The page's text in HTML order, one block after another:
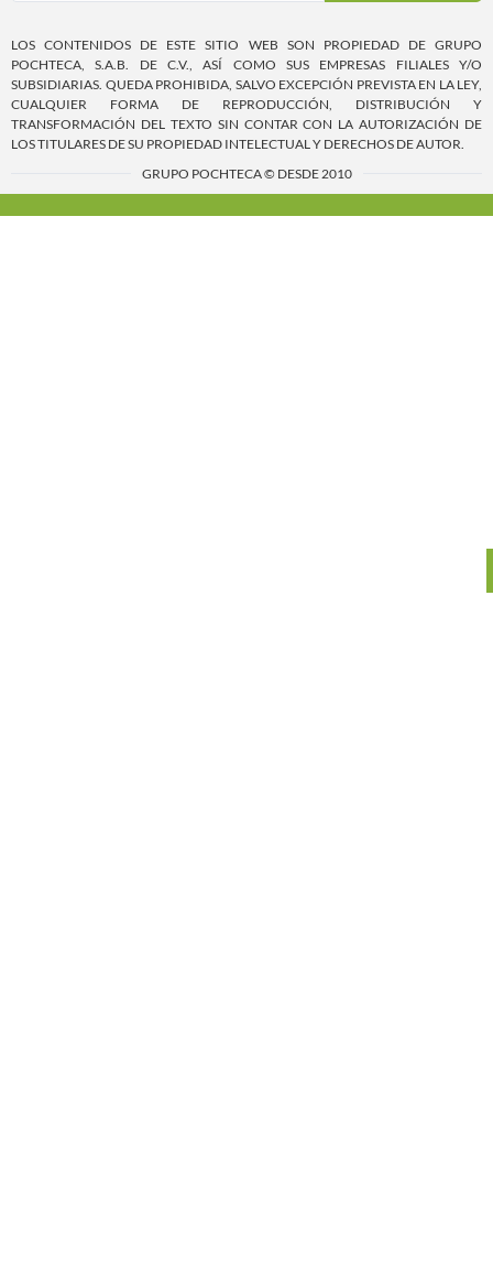
LOS CONTENIDOS DE ESTE SITIO WEB SON PROPIEDAD DE GRUPO
POCHTECA, S.A.B. DE C.V., ASÍ COMO SUS EMPRESAS FILIALES Y/O
SUBSIDIARIAS. QUEDA PROHIBIDA, SALVO EXCEPCIÓN PREVISTA EN LA LEY,
CUALQUIER FORMA DE REPRODUCCIÓN, DISTRIBUCIÓN Y
TRANSFORMACIÓN DEL TEXTO SIN CONTAR CON LA AUTORIZACIÓN DE
LOS TITULARES DE SU PROPIEDAD INTELECTUAL Y DERECHOS DE AUTOR.
GRUPO POCHTECA © DESDE 2010